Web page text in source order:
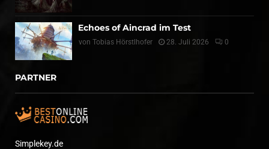
Echoes of Aincrad im Test
von Tobias Hörstlhofer 28. Juli 2026 0
PARTNER
Simplekey.de